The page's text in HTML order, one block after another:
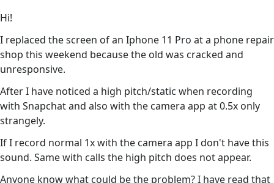
Hi!
I replaced the screen of an Iphone 11 Pro at a phone repair
shop this weekend because the old was cracked and
unresponsive.
After I have noticed a high pitch/static when recording
with Snapchat and also with the camera app at 0.5x only
strangely.
If I record normal 1x with the camera app I don't have this
sound. Same with calls the high pitch does not appear.
Anyone know what could be the problem? I have read that